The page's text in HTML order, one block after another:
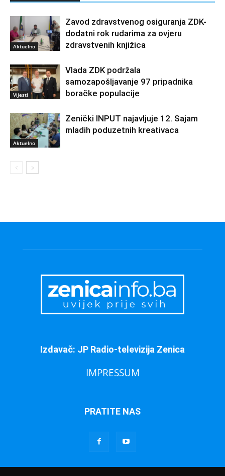
Aktuelno
Zavod zdravstvenog osiguranja ZDK-
dodatni rok rudarima za ovjeru
zdravstvenih knjižica
Vijesti
Vlada ZDK podržala
samozapošljavanje 97 pripadnika
boračke populacije
Aktuelno
Zenički INPUT najavljuje 12. Sajam
mladih poduzetnih kreativaca
Izdavač: JP Radio-televizija Zenica
IMPRESSUM
PRATITE NAS